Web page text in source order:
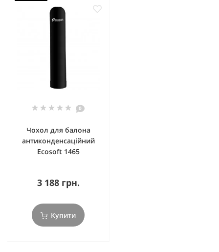
0
Чохол для балона
антиконденсаційний
Ecosoft 1465
3 188 грн.
Купити